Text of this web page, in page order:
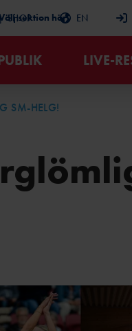
sektion här
SHOP EN
LIVE-
SM-HELG!